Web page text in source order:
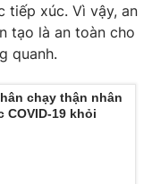
Phạm Quốc Thắng,
355 932
tiếp xúc. Vì vậy, an
tạo là an toàn cho
quanh.
chạy thận nhân
COVID-19 khỏi